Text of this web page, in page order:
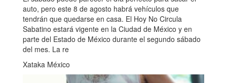
auto, pero este 8 de agosto habrá vehículos que
tendrán que quedarse en casa. El Hoy No Circula
Sabatino estará vigente en la Ciudad de México y en
parte del Estado de México durante el segundo sábado
del mes. La re
Xataka México